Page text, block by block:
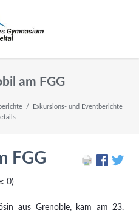
am FGG
Exkursions- und Eventberichte
FGG
0)
aus Grenoble, kam am 23.